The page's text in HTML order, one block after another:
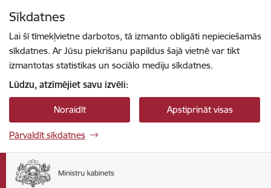
Sīkdatnes
Lai šī tīmekļvietne darbotos, tā izmanto obligāti nepieciešamās
sīkdatnes. Ar Jūsu piekrišanu papildus šajā vietnē var tikt
izmantotas statistikas un sociālo mediju sīkdatnes.
Lūdzu, atzīmējiet savu izvēli:
Noraidīt Apstiprināt visas
Pārvaldīt sīkdatnes